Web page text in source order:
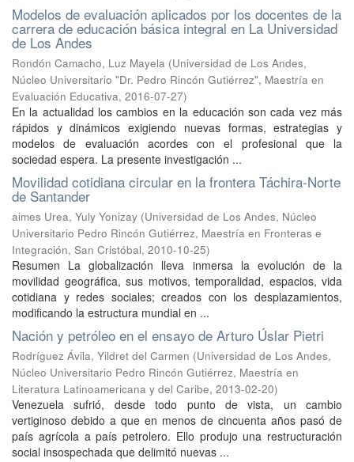
Modelos de evaluación aplicados por los docentes de la
carrera de educación básica integral en La Universidad
de Los Andes
Rondón Camacho, Luz Mayela (Universidad de Los Andes,
Núcleo Universitario "Dr. Pedro Rincón Gutiérrez", Maestría en
Evaluación Educativa, 2016-07-27)
En la actualidad los cambios en la educación son cada vez más
rápidos y dinámicos exigiendo nuevas formas, estrategias y
modelos de evaluación acordes con el profesional que la
sociedad espera. La presente investigación ...
Movilidad cotidiana circular en la frontera Táchira-Norte
de Santander
aimes Urea, Yuly Yonizay (Universidad de Los Andes, Núcleo
Universitario Pedro Rincón Gutiérrez, Maestría en Fronteras e
Integración, San Cristóbal, 2010-10-25)
Resumen La globalización lleva inmersa la evolución de la
movilidad geográfica, sus motivos, temporalidad, espacios, vida
cotidiana y redes sociales; creados con los desplazamientos,
modificando la estructura mundial en ...
Nación y petróleo en el ensayo de Arturo Úslar Pietri
Rodríguez Ávila, Yildret del Carmen (Universidad de Los Andes,
Núcleo Universitario Pedro Rincón Gutiérrez, Maestría en
Literatura Latinoamericana y del Caribe, 2013-02-20)
Venezuela sufrió, desde todo punto de vista, un cambio
vertiginoso debido a que en menos de cincuenta años pasó de
país agrícola a país petrolero. Ello produjo una restructuración
social insospechada que delimitó nuevas ...